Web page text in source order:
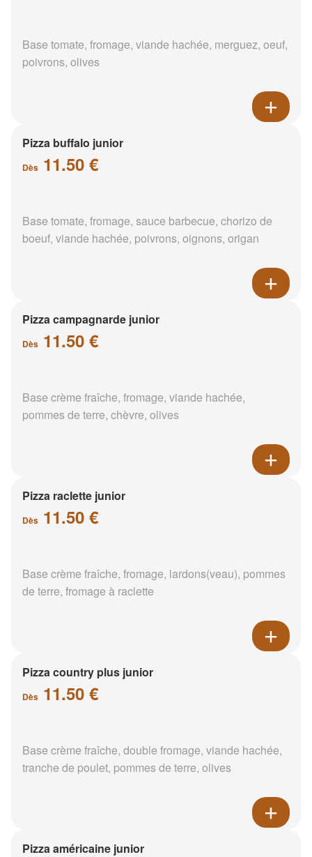
Base tomate, fromage, viande hachée, merguez, oeuf,
poivrons, olives
Pizza buffalo junior
Dès 11.50 €
Base tomate, fromage, sauce barbecue, chorizo de
boeuf, viande hachée, poivrons, oignons, origan
Pizza campagnarde junior
Dès 11.50 €
Base crème fraîche, fromage, viande hachée,
pommes de terre, chèvre, olives
Pizza raclette junior
Dès 11.50 €
Base crème fraîche, fromage, lardons(veau), pommes
de terre, fromage à raclette
Pizza country plus junior
Dès 11.50 €
Base crème fraîche, double fromage, viande hachée,
tranche de poulet, pommes de terre, olives
Pizza américaine junior